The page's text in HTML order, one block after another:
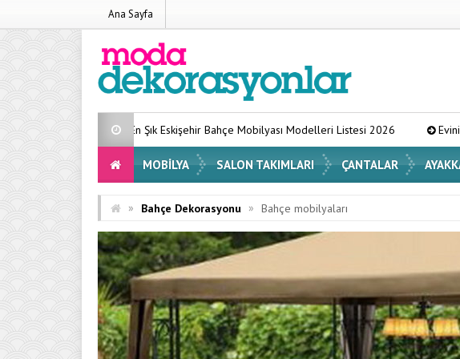
Ana Sayfa
Şık Eskişehir Bahçe Mobilyası Modelleri Listesi 2026 Evinizin Atmosferini Değiştirecek
MOBILYA SALON TAKIMLARI ÇANTALAR
» Bahçe Dekorasyonu » Bahçe mobilyaları